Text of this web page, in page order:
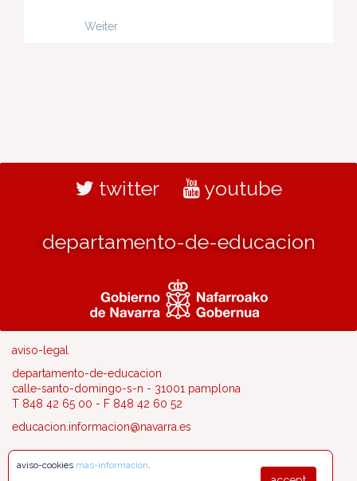
Weiter
twitter youtube
departamento-de-educacion
aviso-legal
departamento-de-educacion
calle-santo-domingo-s-n - 31001 pamplona
T 848 42 65 00 - F 848 42 60 52
educacion.informacion@navarra.es
aviso-cookies mas-informacion.